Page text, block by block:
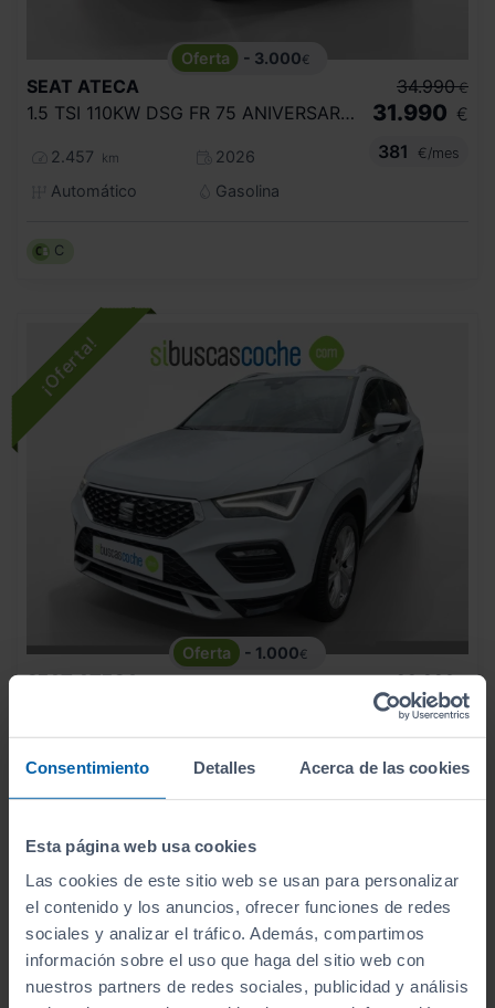
Consentimiento Detalles Acerca de las cookies
Esta página web usa cookies
Las cookies de este sitio web se usan para personalizar
el contenido y los anuncios, ofrecer funciones de redes
sociales y analizar el tráfico. Además, compartimos
información sobre el uso que haga del sitio web con
nuestros partners de redes sociales, publicidad y análisis
- 3.000€
SEAT ATECA
1.5 TSI 110KW DSG FR 75 ANIVERSARIO
2.457 km
2026
Automático
Gasolina
34.990 €
31.990 €
381
€/mes
C
- 1.000€
SEAT ATECA
22.990
21.990 €
C